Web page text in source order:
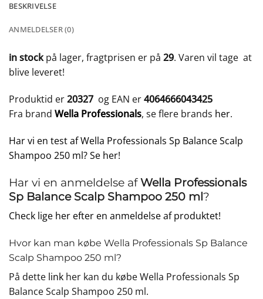
BESKRIVELSE
ANMELDELSER (0)
in stockpå lager, fragtprisen er på 29. Varen vil tage at
blive leveret!
Produktid er20327 og EAN er4064666043425
Fra brand Wella Professionals, se flere brands her.
Har vi en test af Wella Professionals Sp Balance Scalp
Shampoo 250 ml? Se her!
Har vi en anmeldelse afWella Professionals
Sp Balance Scalp Shampoo 250 ml?
Check lige her efter en anmeldelse af produktet!
Hvor kan man købe Wella Professionals Sp Balance
Scalp Shampoo 250 ml?
På dette link her kan du købe Wella Professionals Sp
Balance Scalp Shampoo 250 ml.